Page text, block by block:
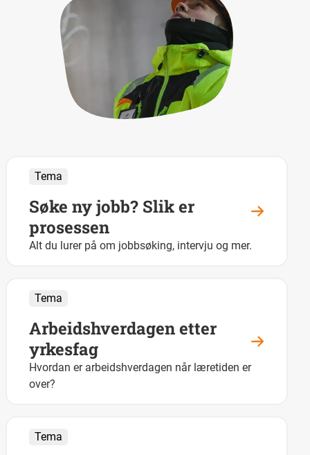
Tema
Søke ny jobb? Slik er
prosessen
Alt du lurer på om jobbsøking, intervju og mer.
Tema
Arbeidshverdagen etter
yrkesfag
Hvordan er arbeidshverdagen når læretiden er
over?
Tema